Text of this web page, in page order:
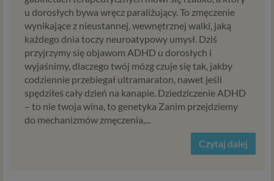
u dorosłych bywa wręcz paraliżujący. To zmęczenie
wynikające z nieustannej, wewnętrznej walki, jaką
każdego dnia toczy neuroatypowy umysł. Dziś
przyjrzymy się objawom ADHD u dorosłych i
wyjaśnimy, dlaczego twój mózg czuje się tak, jakby
codziennie przebiegał ultramaraton, nawet jeśli
spędziłeś cały dzień na kanapie. Dziedziczenie ADHD
– to nie twoja wina, to genetyka Zanim przejdziemy
do mechanizmów zmęczenia,...
Czytaj dalej